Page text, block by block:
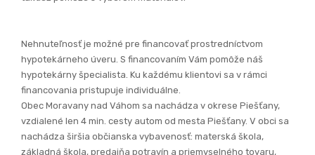
obecný úrad, zdravotné stredisko, lekáreň, kultúrne a
športové možnosti v podobe múzea, jazdecký areál a golfové
ihrisko, kúpele, ktoré sa nachádzajú v blízkosti obce.
Pri kúpe Vám zabezpečíme kompletný servis od obhliadok až
po spracovanie zmlúv a prevod nehnuteľností. Kontaktujte nás
a my Vám radi pomôžeme. Pre podrobné informácie volajte
0911 511 601.